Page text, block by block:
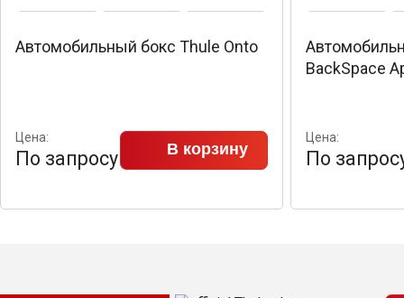
Автомобильный бокс Thule Onto
Цена:
По запросу В корзину
BackSpace
Цена:
По